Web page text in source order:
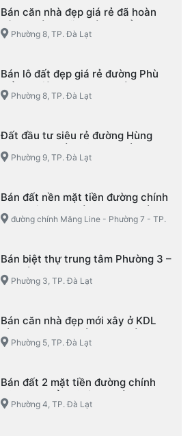
Bán căn nhà đẹp giá rẻ đã hoàn
công đường Võ Trường Toản –
Phường 8 – TP. Đà Lạt
Phường 8, TP. Đà Lạt
Bán lô đất đẹp giá rẻ đường Phù
Đổng Thiên Vương – Phường 8 –
TP. Đà Lạt
Phường 8, TP. Đà Lạt
Đất đầu tư siêu rẻ đường Hùng
Vương – Phường 9 – TP. Đà Lạt
Phường 9, TP. Đà Lạt
Bán đất nền mặt tiền đường chính
Măng Line – Phường 7 – TP. Đà Lạt
đường chính Măng Line - Phường 7 - TP.
Bán biệt thự trung tâm Phường 3 –
TP. Đà Lạt
Phường 3, TP. Đà Lạt
Bán căn nhà đẹp mới xây ở KDL
Làng Hoa Vạn Thành – Phường 5 –
TP. Đà Lạt
Phường 5, TP. Đà Lạt
Bán đất 2 mặt tiền đường chính
KQH Mạc Đỉnh Chi – Phường 4 –
TP. Đà Lạt
Phường 4, TP. Đà Lạt